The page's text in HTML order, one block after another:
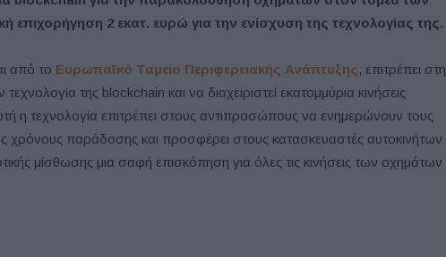
2 εκατ. ευρώ για την ενίσχυση της τεχνολογίας της.
από το Ευρωπαϊκό Ταμείο Περιφερειακής Ανάπτυξης , επιτρέπει στη
της blockchain και να διαχειριστεί εκατομμύρια κινήσεις
η τεχνολογία επιτρέπει στους αντιπροσώπους να ενημερώνουν τους
χρόνους παράδοσης και προσφέρει στους κατασκευαστές αυτοκινήτων
μίσθωσης μια σαφή επισκόπηση για όλες τις κινήσεις των οχημάτων